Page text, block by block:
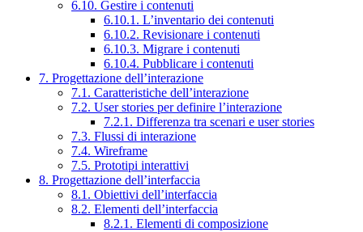
6.10. Gestire i contenuti
6.10.1. L’inventario dei contenuti
6.10.2. Revisionare i contenuti
6.10.3. Migrare i contenuti
6.10.4. Pubblicare i contenuti
7. Progettazione dell’interazione
7.1. Caratteristiche dell’interazione
7.2. User stories per definire l’interazione
7.2.1. Differenza tra scenari e user stories
7.3. Flussi di interazione
7.4. Wireframe
7.5. Prototipi interattivi
8. Progettazione dell’interfaccia
8.1. Obiettivi dell’interfaccia
8.2. Elementi dell’interfaccia
8.2.1. Elementi di composizione